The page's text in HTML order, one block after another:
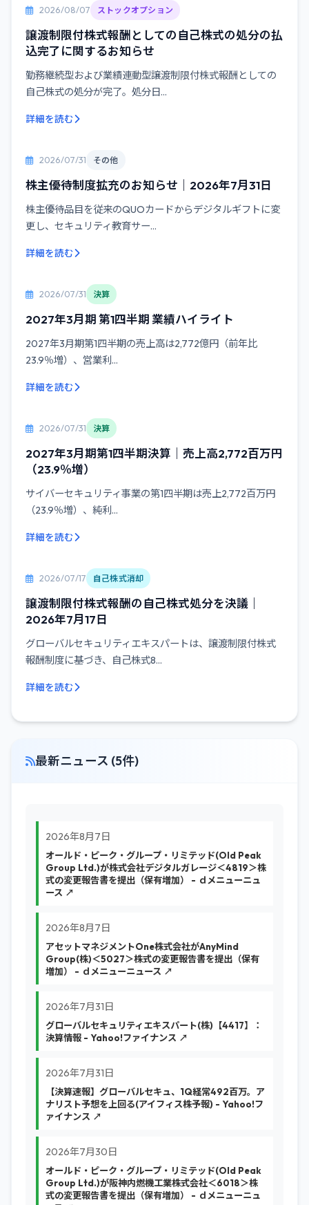
2026/08/07 ストックオプション
譲渡制限付株式報酬としての自己株式の処分の払
込完了に関するお知らせ
勤務継続型および業績連動型譲渡制限付株式報酬としての
自己株式の処分が完了。処分日...
詳細を読む
2026/07/31 その他
株主優待制度拡充のお知らせ｜2026年7月31日
株主優待品目を従来のQUOカードからデジタルギフトに変
更し、セキュリティ教育サー...
詳細を読む
2026/07/31 決算
2027年3月期 第1四半期 業績ハイライト
2027年3月期第1四半期の売上高は2,772億円（前年比
23.9％増）、営業利...
詳細を読む
2026/07/31 決算
2027年3月期第1四半期決算｜売上高2,772百万円
（23.9％増）
サイバーセキュリティ事業の第1四半期は売上2,772百万円
（23.9％増）、純利...
詳細を読む
2026/07/17 自己株式消却
譲渡制限付株式報酬の自己株式処分を決議｜
2026年7月17日
グローバルセキュリティエキスパートは、譲渡制限付株式
報酬制度に基づき、自己株式8...
詳細を読む
最新ニュース (5件)
2026年8月7日
オールド・ピーク・グループ・リミテッド(Old Peak
Group Ltd.)が株式会社デジタルガレージ＜4819＞株
式の変更報告書を提出（保有増加） - ｄメニューニュ
ース ↗
2026年8月7日
アセットマネジメントOne株式会社がAnyMind
Group(株)＜5027＞株式の変更報告書を提出（保有
増加） - ｄメニューニュース ↗
2026年7月31日
グローバルセキュリティエキスパート(株)【4417】：
決算情報 - Yahoo!ファイナンス ↗
2026年7月31日
【決算速報】グローバルセキュ、1Q経常492百万。ア
ナリスト予想を上回る(アイフィス株予報) - Yahoo!フ
ァイナンス ↗
2026年7月30日
オールド・ピーク・グループ・リミテッド(Old Peak
Group Ltd.)が阪神内燃機工業株式会社＜6018＞株
式の変更報告書を提出（保有増加） - ｄメニューニュ